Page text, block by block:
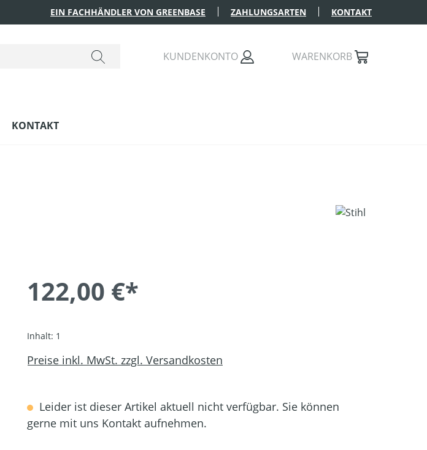
EIN FACHHÄNDLER VON GREENBASE ZAHLUNGSARTEN KONTAKT
KUNDENKONTO WARENKORB
KONTAKT
122,00 €*
Inhalt: 1
Preise inkl. MwSt. zzgl. Versandkosten
Leider ist dieser Artikel aktuell nicht verfügbar. Sie können
gerne mit uns Kontakt aufnehmen.